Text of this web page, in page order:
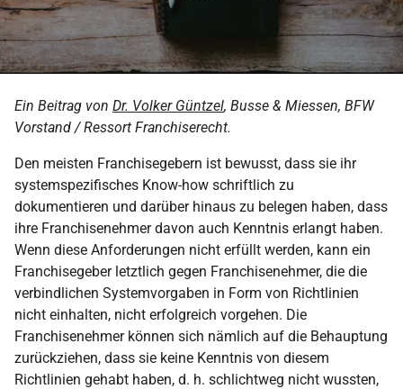
Ein Beitrag von Dr. Volker Güntzel, Busse & Miessen, BFW
Vorstand / Ressort Franchiserecht.
Den meisten Franchisegebern ist bewusst, dass sie ihr
systemspezifisches Know-how schriftlich zu
dokumentieren und darüber hinaus zu belegen haben, dass
ihre Franchisenehmer davon auch Kenntnis erlangt haben.
Wenn diese Anforderungen nicht erfüllt werden, kann ein
Franchisegeber letztlich gegen Franchisenehmer, die die
verbindlichen Systemvorgaben in Form von Richtlinien
nicht einhalten, nicht erfolgreich vorgehen. Die
Franchisenehmer können sich nämlich auf die Behauptung
zurückziehen, dass sie keine Kenntnis von diesem
Richtlinien gehabt haben, d. h. schlichtweg nicht wussten,